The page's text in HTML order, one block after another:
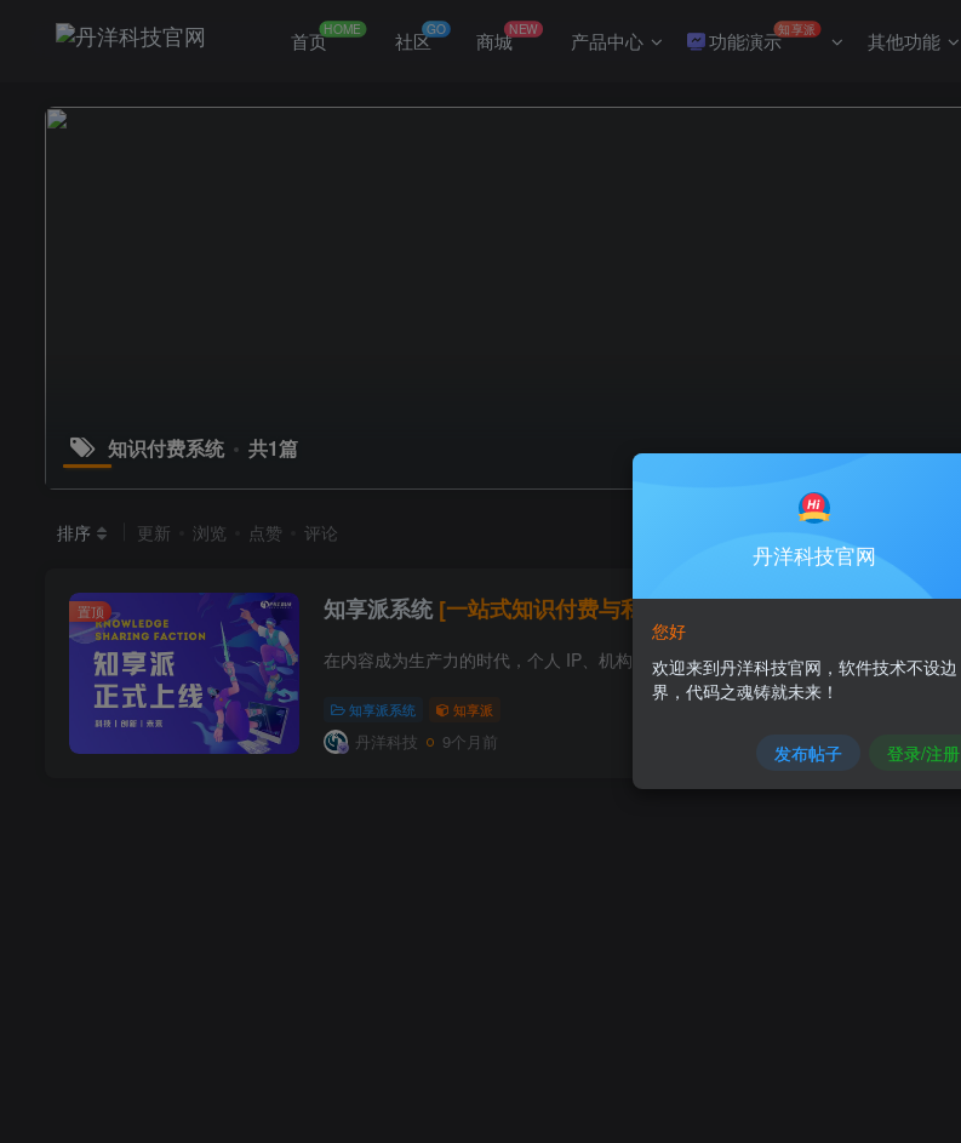
首页HOME 社区GO 商城NEW 产品中心 功能演示知享派 其他功能
知识付费系统 共1篇
排序 更新 浏览 点赞 评论
置顶 知享派系统[一站式知识付费与私域网校系统]
知享派系统 知享派
丹洋科技 9个月前
丹洋科技官网
您好
欢迎来到丹洋科技官网，软件技术不设边
界，代码之魂铸就未来！
发布帖子 登录/注册